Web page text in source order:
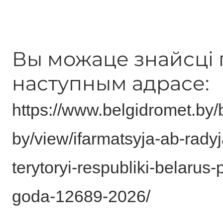
Вы можаце знайсці
наступным адрасе:
https://
by/view/ifarmatsyja-ab-
terytoryi-respubliki-
goda-12689-2026/